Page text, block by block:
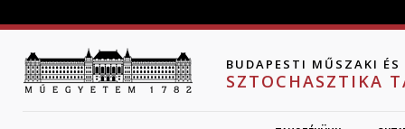
BUDAPESTI MŰSZAKI
SZTOCHASZTIKA